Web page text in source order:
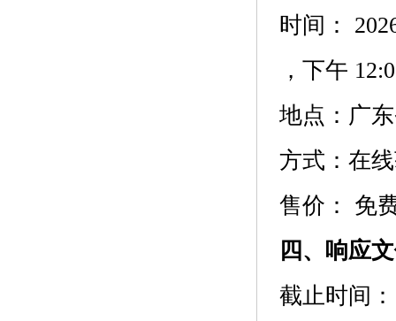
时间：
，下午
地点： 广
方式： 在
售价：
免
四、响应
截止时间：